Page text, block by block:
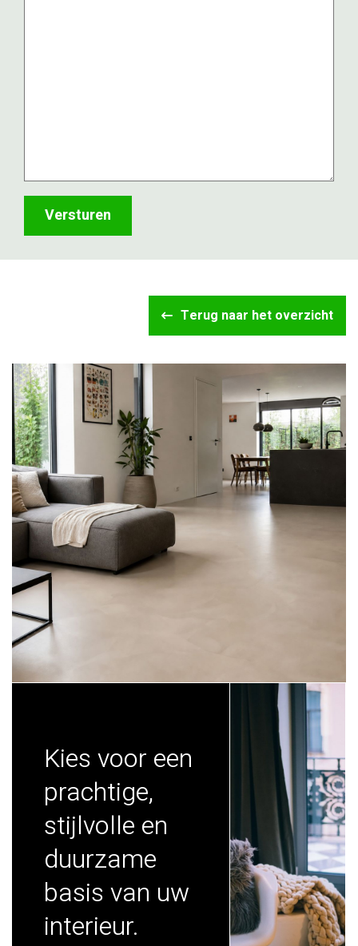
Terug naar het overzicht
Kies voor een
prachtige,
stijlvolle en
duurzame
basis van uw
interieur.